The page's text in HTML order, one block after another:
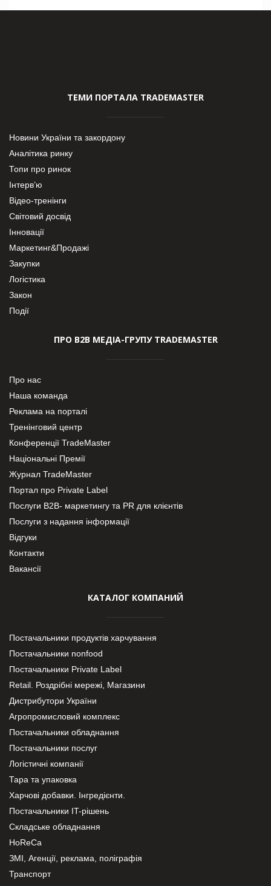
ТЕМИ ПОРТАЛА TRADEMASTER
Новини України та закордону
Аналітика ринку
Топи про ринок
Інтерв’ю
Відео-тренінги
Світовий досвід
Інновації
Маркетинг&Продажі
Закупки
Логістика
Закон
Події
ПРО В2В МЕДІА-ГРУПУ TRADEMASTER
Про нас
Наша команда
Реклама на порталі
Тренінговий центр
Конференції TradeMaster
Національні Премії
Журнал TradeMaster
Портал про Private Label
Послуги В2В- маркетингу та PR для клієнтів
Послуги з надання інформації
Відгуки
Контакти
Вакансії
КАТАЛОГ КОМПАНИЙ
Постачальники продуктів харчування
Постачальники nonfood
Постачальники Private Label
Retail. Роздрібні мережі, Магазини
Дистрибутори України
Агропромисловий комплекс
Постачальники обладнання
Постачальники послуг
Логістичні компанії
Тара та упаковка
Харчові добавки. Інгредієнти.
Постачальники IT-рішень
Складське обладнання
HoReCa
ЗМІ, Агенції, реклама, поліграфія
Транспорт